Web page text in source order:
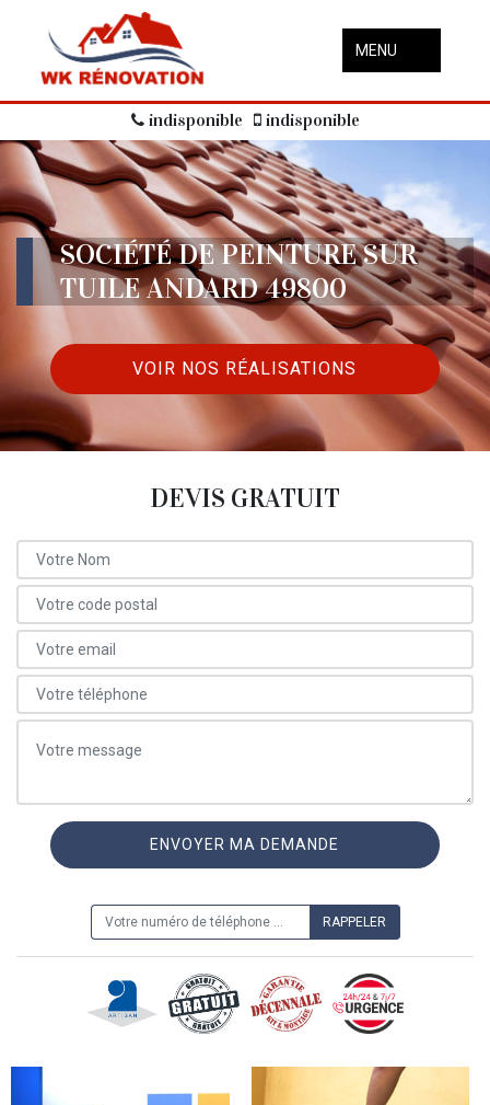
MENU
indisponible indisponible
SOCIÉTÉ DE PEINTURE SUR
TUILE ANDARD 49800
VOIR NOS RÉALISATIONS
DEVIS GRATUIT